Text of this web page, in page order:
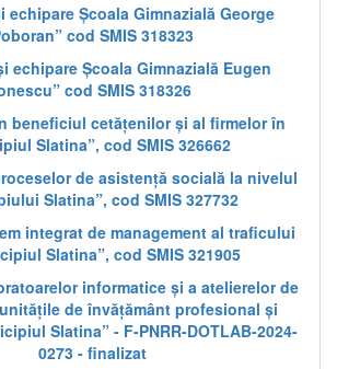
echipare Școala Gimnazială George
cod SMIS 318323
echipare Școala Gimnazială Eugen
cod SMIS 318326
beneficiul cetățenilor și al firmelor în
Slatina”, cod SMIS 326662
de asistență socială la nivelul
Slatina”, cod SMIS 327732
integrat de management al traficului
Slatina”, cod SMIS 321905
informatice și a atelierelor de
de învățământ profesional și
Slatina” - F-PNRR-DOTLAB-2024-
0273 - finalizat